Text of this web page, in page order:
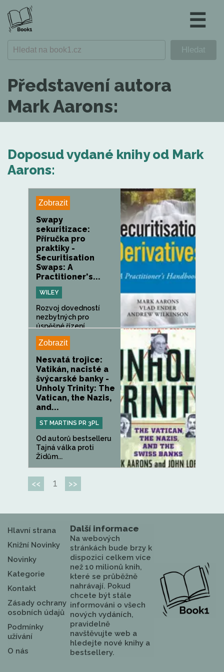
☰
Představení autora
Mark Aarons:
Doposud vydané knihy od Mark
Aarons:
Zobrazit
Swapy
sekuritizace:
Příručka pro
praktiky -
Securitisation
Swaps: A
Practitioner's...
WILEY
Rozvoj dovedností
nezbytných pro
úspěšné řízení
sekuritizačních...
Zobrazit
Nesvatá trojice:
Vatikán, nacisté a
švýcarské banky -
Unholy Trinity: The
Vatican, the Nazis,
and...
ST MARTINS PR 3PL
Od autorů bestselleru
Tajná válka proti
Židům...
<< 1 >>
Hlavní strana
Knižní Novinky
Novinky
Kategorie
Kontakt
Zásady ochrany
osobních údajů
Podmínky
užívání
O nás
Další informace
Na webových
stránkách bude brzy k
dispozici celkem více
než 10 milionů knih,
které se průběžně
nahrávají. Pokud
chcete být stále
informováni o všech
nových vydáních,
pravidelně
navštěvujte web a
hledejte nové knihy a
bestsellery.